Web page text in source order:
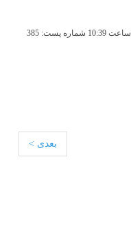
ساعت 10:39 شماره پست: 385
بعدی >